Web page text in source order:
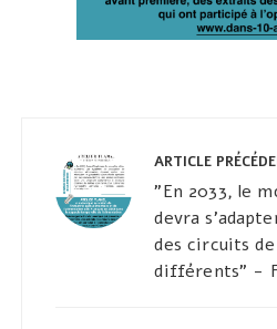
l’article
ARTICLE
"En 2033, le
devra
des circuits
différents" -